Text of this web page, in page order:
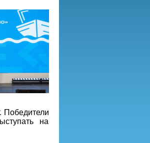
Победители
на